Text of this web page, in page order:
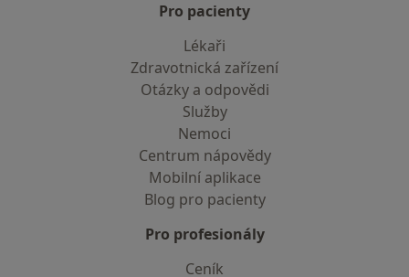
Pro pacienty
Lékaři
Zdravotnická zařízení
Otázky a odpovědi
Služby
Nemoci
Centrum nápovědy
Mobilní aplikace
Blog pro pacienty
Pro profesionály
Ceník